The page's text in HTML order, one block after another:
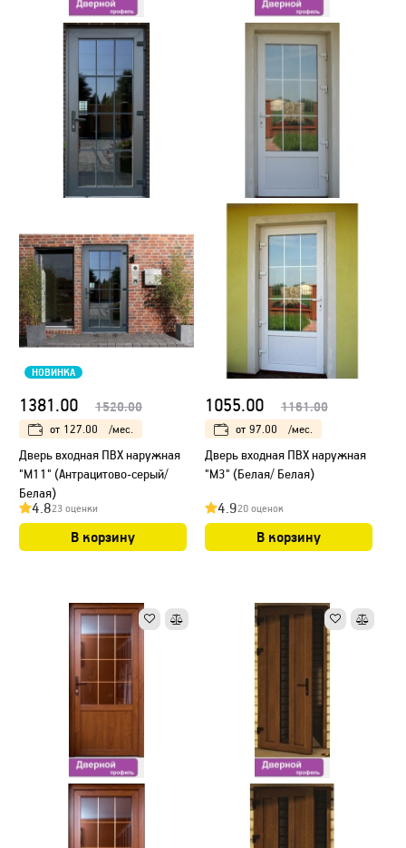
НОВИНКА
1381.00 1520.00
от 127.00 /мес.
Дверь входная ПВХ наружная
"М11" (Антрацитово-серый/
Белая)
4.823 оценки
В корзину
1055.00 1161.00
от 97.00 /мес.
Дверь входная ПВХ наружная
"М3" (Белая/ Белая)
4.920 оценок
В корзину